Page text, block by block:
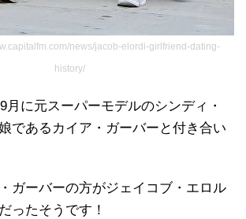
news/jacob-elordi-girlfriend-dating-
history/
月に元スーパーモデルのシンディ・
であるカイア・ガーバーと付き合い
ガーバーの方がジェイコブ・エロル
ったそうです！